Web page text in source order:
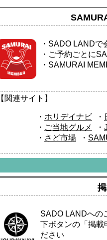
・SADO LANDで
・ご予約ごとに
・SAMURAI
【関連サイト】
ホリデイナビ
ご当地グルメ
さど市場
SADO LANDへの
下ボタンの「掲載
ださい